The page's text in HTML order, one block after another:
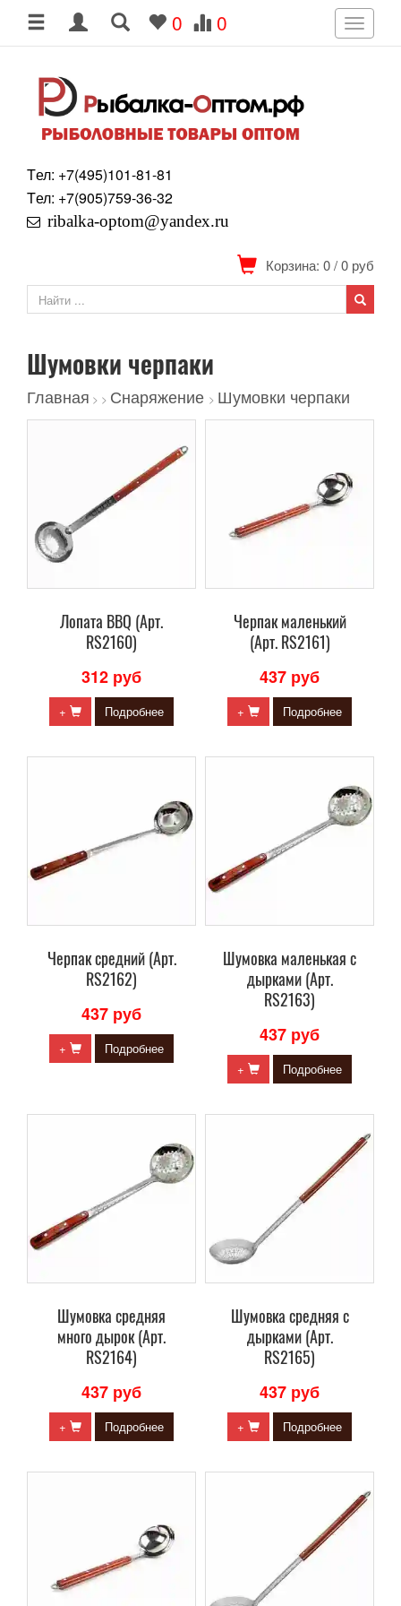
0 0
Toggle
Tел: +7(495)101-81-81
Tел: +7(905)759-36-32
ribalka-optom@yandex.ru
Корзина: 0/0 руб
Шумовки черпаки
Главная > > Снаряжение > Шумовки черпаки
Лопата BBQ (Арт.
RS2160)
312 руб
+ Подробнее
Черпак маленький
(Арт. RS2161)
437 руб
+ Подробнее
Черпак средний (Арт.
RS2162)
437 руб
+ Подробнее
Шумовка маленькая с
дырками (Арт.
RS2163)
437 руб
+ Подробнее
Шумовка средняя
много дырок (Арт.
RS2164)
437 руб
+ Подробнее
Шумовка средняя с
дырками (Арт.
RS2165)
437 руб
+ Подробнее